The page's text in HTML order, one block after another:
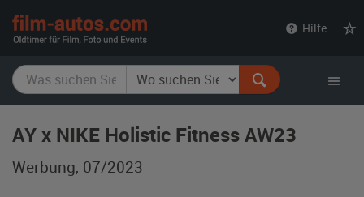
Hilfe
AY x NIKE Holistic Fitness AW23
Werbung, 07/2023